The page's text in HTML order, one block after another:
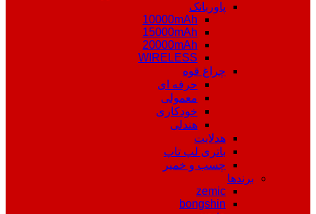
پاوربانک
10000mAh
15000mAh
20000mAh
WIRELESS
چراغ قوه
حرفه ای
معمولی
خودکاری
هندلی
هدلایت
باتری لپ تاپ
چسب و خمیر
برندها
zemic
bongshin